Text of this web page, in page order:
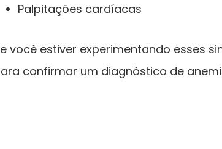
Palpitações cardíacas
você estiver experimentando esses
confirmar um diagnóstico de